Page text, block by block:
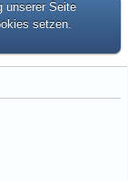
unserer Seite
setzen.